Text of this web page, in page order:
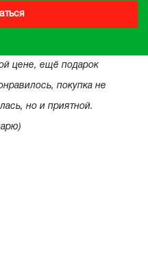
цене, ещё подарок
покупка не
но и приятной.